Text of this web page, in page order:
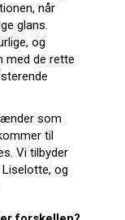
når
glans.
og
med de rette
som
til
Vi tilbyder
og